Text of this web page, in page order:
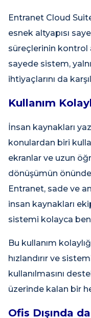
Entranet Cloud
esnek altyapısı
süreçlerinin kontrol
sayede sistem,
ihtiyaçlarını da
Kullanım
İnsan kaynakları
konulardan biri
ekranlar ve uzun
dönüşümün
Entranet, sade ve
insan kaynakları
sistemi kolayca
Bu kullanım
hızlandırır ve
kullanılmasını
üzerinde kalan bir
Ofis Dışında